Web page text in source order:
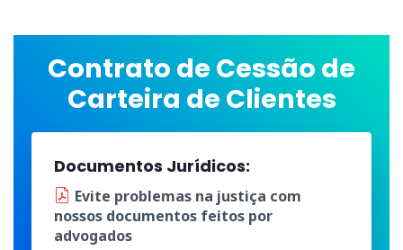
Contrato de Cessão de
Carteira de Clientes
Documentos Jurídicos:
Evite problemas na justiça com
nossos documentos feitos por
advogados